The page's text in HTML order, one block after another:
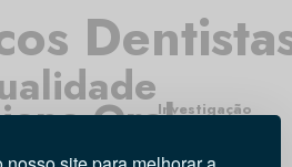
Oral
Entrevista
Investigação